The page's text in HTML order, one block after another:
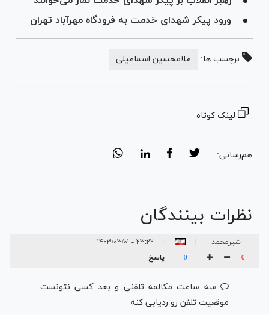
ورود پیکر شهدای خدمت به فرودگاه مهرآباد تهران
برچسب ها: غلامحسین اسماعیلی
لینک کوتاه
هم‌رسانی:
نظرات بینندگان
شیرمحمد ۲۳:۲۲ - ۱۴۰۳/۰۳/۰۱
0
0 پاسخ
سه ساعت مکالمه تلفنی و بعد کسی نتونست
موقعیت تلفن رو ردیابی کنه